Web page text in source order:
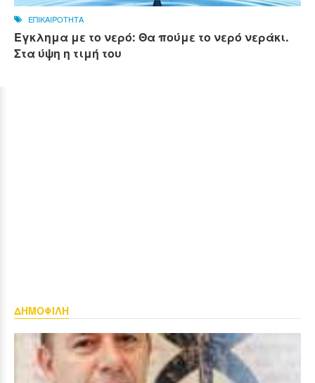
ΕΠΙΚΑΙΡΟΤΗΤΑ
Εγκλημα με το νερό: Θα πούμε το νερό νεράκι.
Στα ύψη η τιμή του
ΔΗΜΟΦΙΛΗ